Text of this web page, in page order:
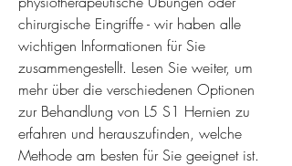
chirurgische Eingriffe - wir haben alle
wichtigen Informationen für Sie
zusammengestellt. Lesen Sie weiter, um
mehr über die verschiedenen Optionen
zur Behandlung von L5 S1 Hernien zu
erfahren und herauszufinden, welche
Methode am besten für Sie geeignet ist.